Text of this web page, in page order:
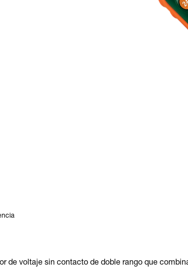
de voltaje sin contacto de doble rango que